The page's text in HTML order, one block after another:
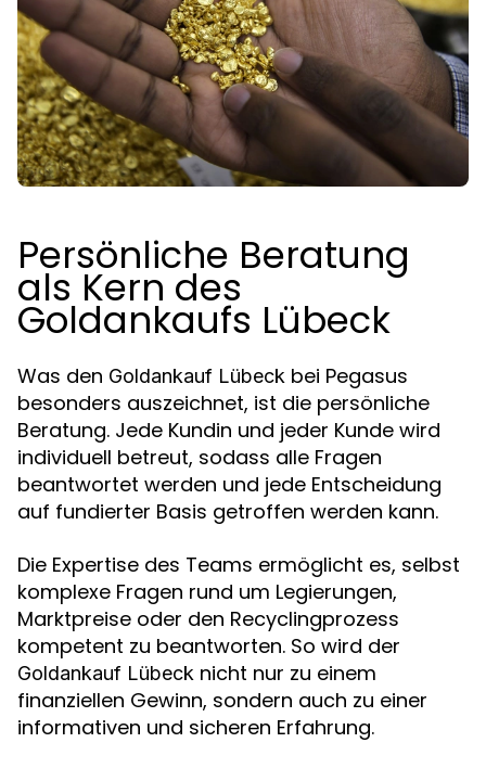
Persönliche Beratung
als Kern des
Goldankaufs Lübeck
Was den Goldankauf Lübeck bei Pegasus
besonders auszeichnet, ist die persönliche
Beratung. Jede Kundin und jeder Kunde wird
individuell betreut, sodass alle Fragen
beantwortet werden und jede Entscheidung
auf fundierter Basis getroffen werden kann.
Die Expertise des Teams ermöglicht es, selbst
komplexe Fragen rund um Legierungen,
Marktpreise oder den Recyclingprozess
kompetent zu beantworten. So wird der
Goldankauf Lübeck nicht nur zu einem
finanziellen Gewinn, sondern auch zu einer
informativen und sicheren Erfahrung.